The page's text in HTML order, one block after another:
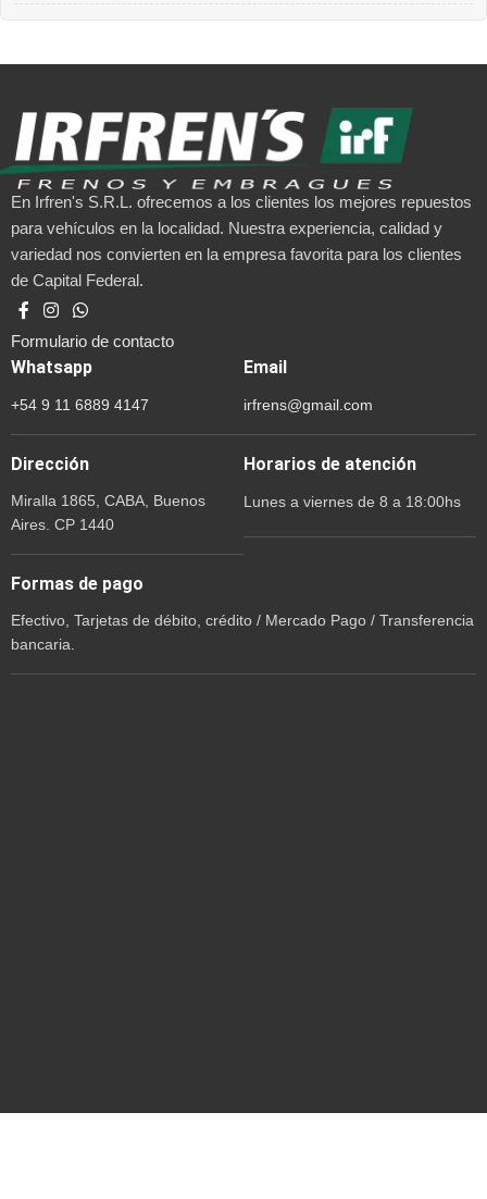
En Irfren's S.R.L. ofrecemos a los clientes los mejores repuestos
para vehículos en la localidad. Nuestra experiencia, calidad y
variedad nos convierten en la empresa favorita para los clientes
de Capital Federal.
Formulario de contacto
Whatsapp
+54 9 11 6889 4147
Email
irfrens@gmail.com
Dirección
Miralla 1865, CABA, Buenos
Aires. CP 1440
Horarios de atención
Lunes a viernes de 8 a 18:00hs
Formas de pago
Efectivo, Tarjetas de débito, crédito / Mercado Pago / Transferencia
bancaria.